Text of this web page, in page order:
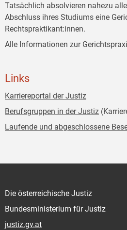
Tatsächlich absolvieren nahezu
Abschluss ihres Studiums eine
Rechtspraktikant:innen.
Alle Informationen zur
Links
Karriereportal der Justiz
Berufsgruppen in der Justiz
Laufende und abgeschlossene
Die österreichische Justiz
Bundesministerium für Justiz
justiz.gv.at